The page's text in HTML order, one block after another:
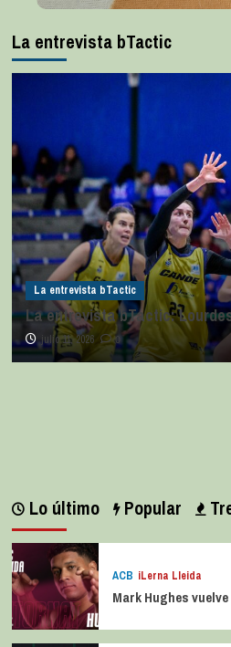
La entrevista bTactic
La entrevista bTactic
La entrevista bTactic:
julio 11, 2026 0
Lo último Popular
ACB iLerna Lleida
Mark Hughes